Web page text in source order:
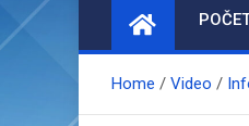
Home Video